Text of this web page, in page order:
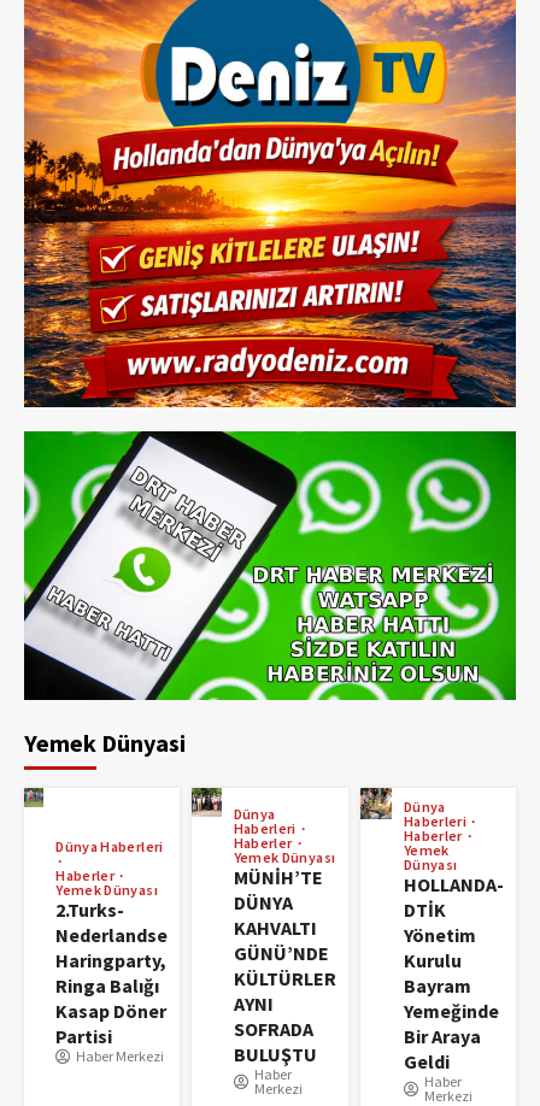
Yemek Dünyasi
Dünya Haberleri
Haberler
Yemek Dünyası
2.Turks-
Nederlandse
Haringparty,
Ringa Balığı
Kasap Döner
Partisi
Haber Merkezi
Dünya
Haberleri
Haberler
Yemek Dünyası
MÜNİH’TE
DÜNYA
KAHVALTI
GÜNÜ’NDE
KÜLTÜRLER
AYNI
SOFRADA
BULUŞTU
Haber
Merkezi
Dünya
Haberleri
Haberler
Yemek
Dünyası
HOLLANDA-
DTİK
Yönetim
Kurulu
Bayram
Yemeğinde
Bir Araya
Geldi
Haber
Merkezi